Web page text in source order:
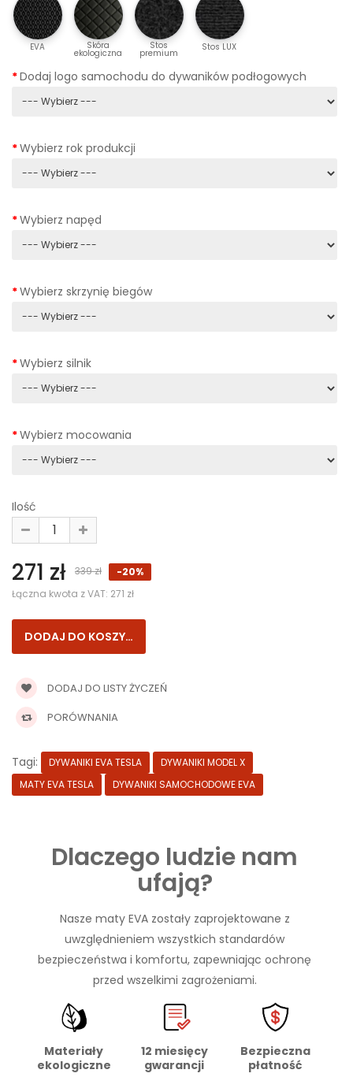
EVA Skóra
ekologiczna
Stos
premium
Stos LUX
Dodaj logo samochodu do dywaników podłogowych
Wybierz rok produkcji
Wybierz napęd
Wybierz skrzynię biegów
Wybierz silnik
Wybierz mocowania
Ilość
271 zł 339 zł
-20%
Łączna kwota z VAT: 271 zł
DODAJ DO LISTY ŻYCZEŃ
PORÓWNANIA
Tagi: DYWANIKI EVA TESLA
DYWANIKI MODEL X
MATY EVA TESLA
DYWANIKI SAMOCHODOWE EVA
Dlaczego ludzie nam
ufają?
Nasze maty EVA zostały zaprojektowane z
uwzględnieniem wszystkich standardów
bezpieczeństwa i komfortu, zapewniając ochronę
przed wszelkimi zagrożeniami.
Materiały
ekologiczne
12 miesięcy
gwarancji
Bezpieczna
płatność